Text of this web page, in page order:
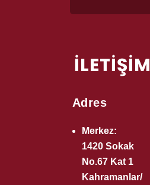
İLETİŞİM
Adres
Merkez:
1420 Sokak
No.67 Kat 1
Kahramanlar/